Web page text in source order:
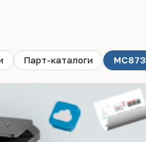
Парт-каталоги MC873